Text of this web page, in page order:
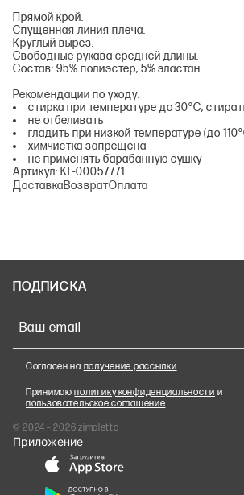
Прямой крой.
Спущенная линия плеча.
Круглый вырез.
Свободные рукава средней длины.
Состав: 95% полиэстер, 5% эластан.
Рекомендации по уходу:
стирка при температуре до 30°С,
не отбеливать
гладить при низкой температуре (до
химчистка запрещена
не применять барабанную сушку
Артикул: KL-00057771
ДоставкаВозвратОплата
ПОДПИСКА
Ваш email
Согласен на получение рассылки
Принимаюполитику конфиденциальности и
пользовательское соглашение
© 2024 – 2026 zimaletto
Приложение